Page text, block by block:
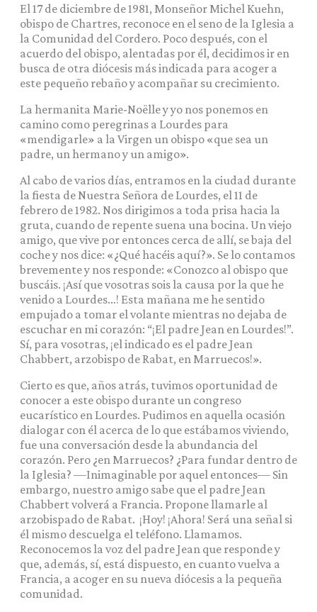
El 17 de diciembre de 1981, Monseñor Michel Kuehn,
obispo de Chartres, reconoce en el seno de la Iglesia a
la Comunidad del Cordero. Poco después, con el
acuerdo del obispo, alentadas por él, decidimos ir en
busca de otra diócesis más indicada para acoger a
este pequeño rebaño y acompañar su crecimiento.
La hermanita Marie-Noëlle y yo nos ponemos en
camino como peregrinas a Lourdes para
«mendigarle» a la Virgen un obispo «que sea un
padre, un hermano y un amigo».
Al cabo de varios días, entramos en la ciudad durante
la fiesta de Nuestra Señora de Lourdes, el 11 de
febrero de 1982. Nos dirigimos a toda prisa hacia la
gruta, cuando de repente suena una bocina. Un viejo
amigo, que vive por entonces cerca de allí, se baja del
coche y nos dice: «¿Qué hacéis aquí?». Se lo contamos
brevemente y nos responde: «Conozco al obispo que
buscáis. ¡Así que vosotras sois la causa por la que he
venido a Lourdes…! Esta mañana me he sentido
empujado a tomar el volante mientras no dejaba de
escuchar en mi corazón: “¡El padre Jean en Lourdes!”.
Sí, para vosotras, ¡el indicado es el padre Jean
Chabbert, arzobispo de Rabat, en Marruecos!».
Cierto es que, años atrás, tuvimos oportunidad de
conocer a este obispo durante un congreso
eucarístico en Lourdes. Pudimos en aquella ocasión
dialogar con él acerca de lo que estábamos viviendo,
fue una conversación desde la abundancia del
corazón. Pero ¿en Marruecos? ¿Para fundar dentro de
la Iglesia? —Inimaginable por aquel entonces— Sin
embargo, nuestro amigo sabe que el padre Jean
Chabbert volverá a Francia. Propone llamarle al
arzobispado de Rabat. ¡Hoy! ¡Ahora! Será una señal si
él mismo descuelga el teléfono. Llamamos.
Reconocemos la voz del padre Jean que responde y
que, además, sí, está dispuesto, en cuanto vuelva a
Francia, a acoger en su nueva diócesis a la pequeña
comunidad.